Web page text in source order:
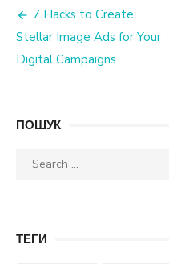
Post
navigation
7 Hacks to Create
Stellar Image Ads for Your
Digital Campaigns
ПОШУК
Search
ТЕГИ